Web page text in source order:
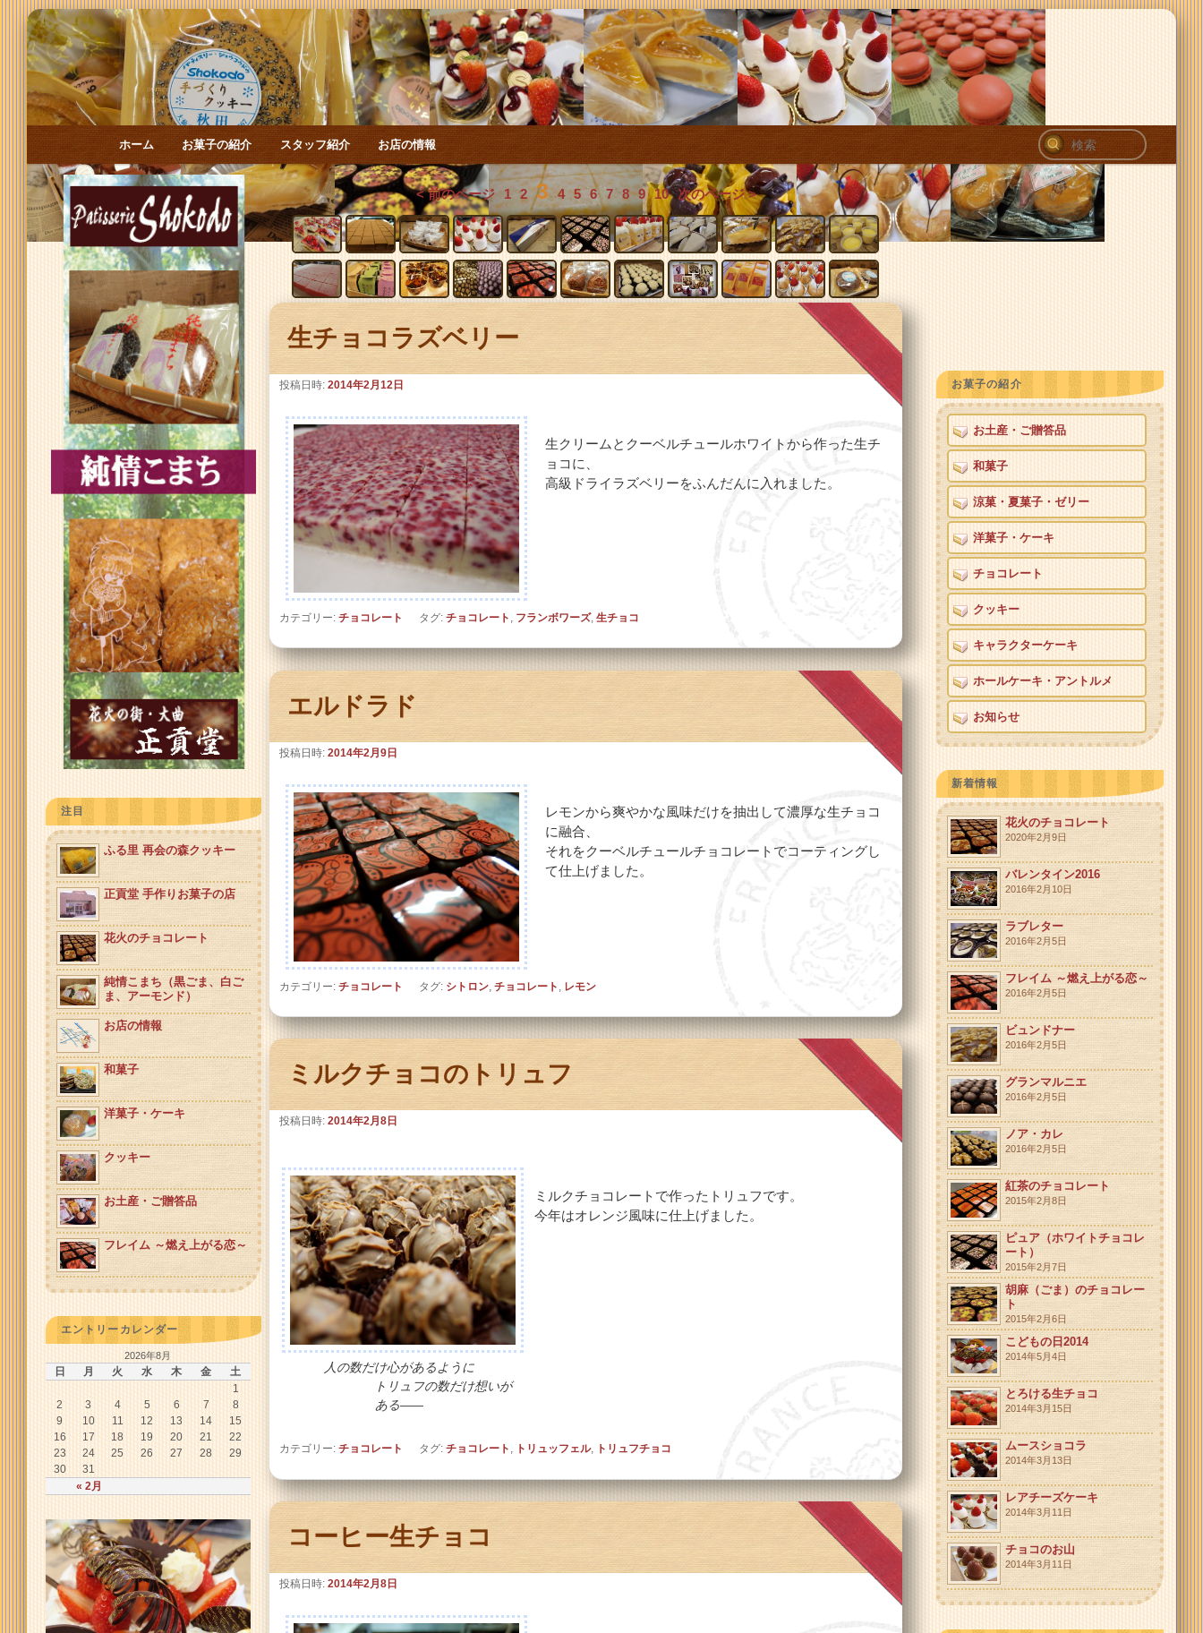
検
索
メインメニュー
メインコンテンツへ移動
サブコンテンツへ移動
ホーム お菓子の紹介 スタッフ紹介 お店の情報
投稿ナビゲーション
< 前のページ 1 2 3 4 5 6 7 8 9 10 次のページ >
生チョコラズベリー
投稿日時: 2014年2月12日
生クリームとクーベルチュールホワイトから作った生チ
ョコに、
高級ドライラズベリーをふんだんに入れました。
カテゴリー: チョコレート タグ: チョコレート , フランボワーズ, 生チョコ
エルドラド
投稿日時: 2014年2月9日
レモンから爽やかな風味だけを抽出して濃厚な生チョコ
に融合、
それをクーベルチュールチョコレートでコーティングし
て仕上げました。
カテゴリー: チョコレート タグ: シトロン, チョコレート レモン
ミルクチョコのトリュフ
投稿日時: 2014年2月8日
人の数だけ心があるように
トリュフの数だけ想いが
ある――
ミルクチョコレートで作ったトリュフです。
今年はオレンジ風味に仕上げました。
カテゴリー: チョコレート タグ: チョコレート , トリュッフェル, トリュフチョコ
コーヒー生チョコ
投稿日時: 2014年2月8日
お菓子の紹介
お土産・ご贈答品
和菓子
涼菓・夏菓子・ゼリー
洋菓子・ケーキ
チョコレート
クッキー
キャラクターケーキ
ホールケーキ・アントルメ
お知らせ
新着情報
花火のチョコレート
2020年2月9日
バレンタイン2016
2016年2月10日
ラブレター
2016年2月5日
フレイム ～燃え上がる恋～
2016年2月5日
ビュンドナー
2016年2月5日
グランマルニエ
2016年2月5日
ノア・カレ
2016年2月5日
紅茶のチョコレート
2015年2月8日
ピュア（ホワイトチョコレ
ート）
2015年2月7日
胡麻（ごま）のチョコレー
ト
2015年2月6日
こどもの日2014
2014年5月4日
とろける生チョコ
2014年3月15日
ムースショコラ
2014年3月13日
レアチーズケーキ
2014年3月11日
チョコのお山
2014年3月11日
注目
ふる里 再会の森クッキー
正貢堂 手作りお菓子の店
花火のチョコレート
純情こまち（黒ごま、白ご
ま、アーモンド）
お店の情報
和菓子
洋菓子・ケーキ
クッキー
お土産・ご贈答品
フレイム ～燃え上がる恋～
エントリーカレンダー
2026年8月
日 月 火 水 木 金 土
« 2月
1
2
3 4 5 6 7
8
9
10 11 12 13 14
15
16
17 18 19 20 21
22
23
24 25 26 27 28
29
30
31